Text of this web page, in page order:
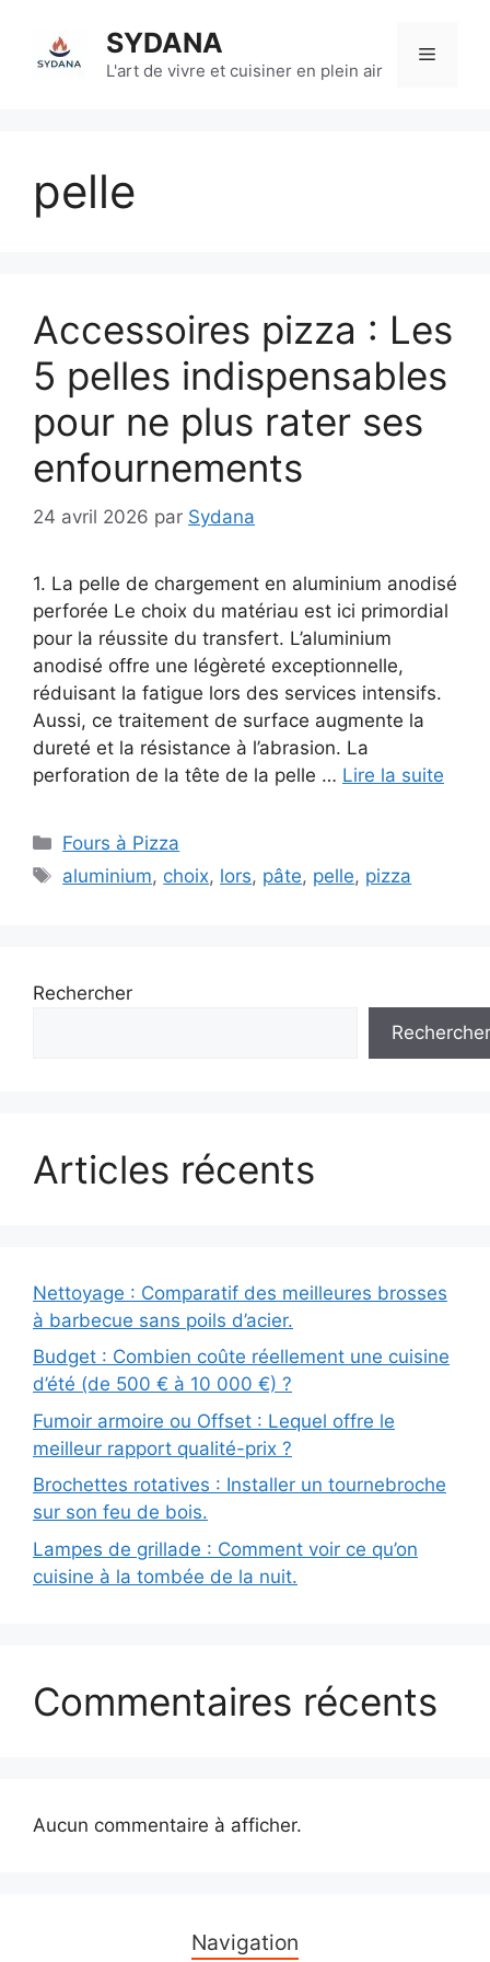
contenu
SYDANA
L'art de vivre et cuisiner en plein air
Menu
pelle
Accessoires pizza : Les
5 pelles indispensables
pour ne plus rater ses
enfournements
24 avril 2026 par Sydana
1. La pelle de chargement en aluminium anodisé
perforée Le choix du matériau est ici primordial
pour la réussite du transfert. L’aluminium
anodisé offre une légèreté exceptionnelle,
réduisant la fatigue lors des services intensifs.
Aussi, ce traitement de surface augmente la
dureté et la résistance à l’abrasion. La
perforation de la tête de la pelle … Lire la suite
Catégories
Fours à Pizza
Étiquettes
aluminium, choix, lors, pâte, pelle, pizza
Rechercher
Rechercher
Articles récents
Nettoyage : Comparatif des meilleures brosses
à barbecue sans poils d’acier.
Budget : Combien coûte réellement une cuisine
d’été (de 500 € à 10 000 €) ?
Fumoir armoire ou Offset : Lequel offre le
meilleur rapport qualité-prix ?
Brochettes rotatives : Installer un tournebroche
sur son feu de bois.
Lampes de grillade : Comment voir ce qu’on
cuisine à la tombée de la nuit.
Commentaires récents
Aucun commentaire à afficher.
Navigation